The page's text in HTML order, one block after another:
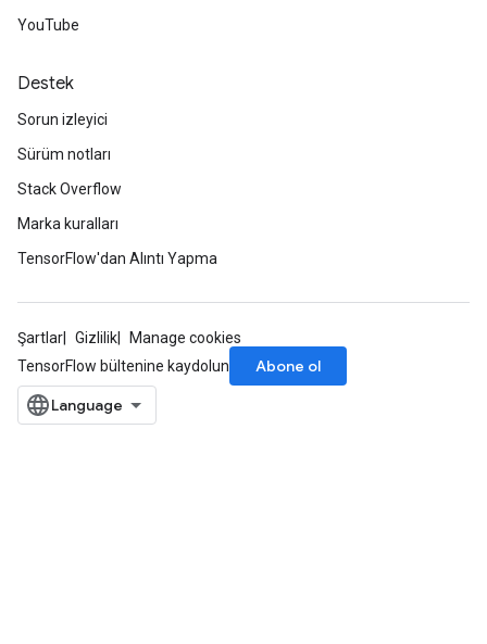
YouTube
Destek
Sorun izleyici
Sürüm notları
Stack Overflow
Marka kuralları
TensorFlow'dan Alıntı Yapma
Şartlar Gizlilik
Manage cookies
TensorFlow bültenine kaydolun
Abone ol